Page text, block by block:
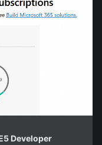
Developer